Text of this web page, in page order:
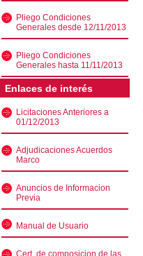
Pliego Condiciones
Generales desde 12/11/2013
Pliego Condiciones
Generales hasta 11/11/2013
Enlaces de interés
Licitaciones Anteriores a
01/12/2013
Adjudicaciones Acuerdos
Marco
Anuncios de Informacion
Previa
Manual de Usuario
Cert. de composicion de las